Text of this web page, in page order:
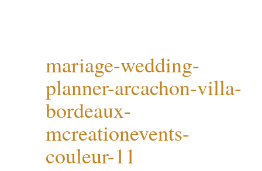
mariage-wedding-
planner-arcachon-villa-
bordeaux-
mcreationevents-
couleur-11